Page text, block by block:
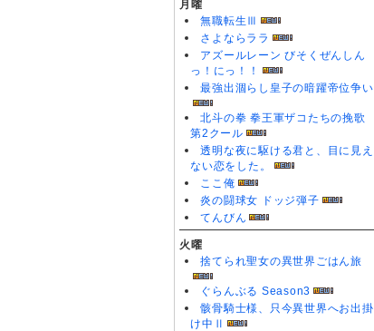
月曜
無職転生Ⅲ
さよならララ
アズールレーン びそくぜんしん
っ！にっ！！
最強出涸らし皇子の暗躍帝位争い
北斗の拳 拳王軍ザコたちの挽歌
第2クール
透明な夜に駆ける君と、目に見え
ない恋をした。
ここ俺
炎の闘球女 ドッジ弾子
てんびん
火曜
捨てられ聖女の異世界ごはん旅
ぐらんぶる Season3
骸骨騎士様、只今異世界へお出掛
け中Ⅱ